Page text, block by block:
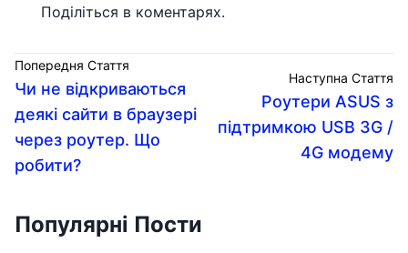
Поділіться в коментарях.
Попередня Стаття
Чи не відкриваються
деякі сайти в браузері
через роутер. Що
робити?
Наступна Стаття
Роутери ASUS з
підтримкою USB 3G /
4G модему
Популярні Пости